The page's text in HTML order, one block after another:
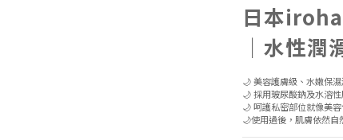
日本
｜水性潤
🌙 美容護膚級、水嫩保
🌙 採用玻尿酸鈉及水溶
🌙 呵護私密部位就像美
🌙使用過後，肌膚依然自